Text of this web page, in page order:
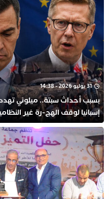
31 يوليو 2026 - 14:38
بسبب أحداث سبتة.. ميلوني
إسبانيا لوقف الهج-رة غير